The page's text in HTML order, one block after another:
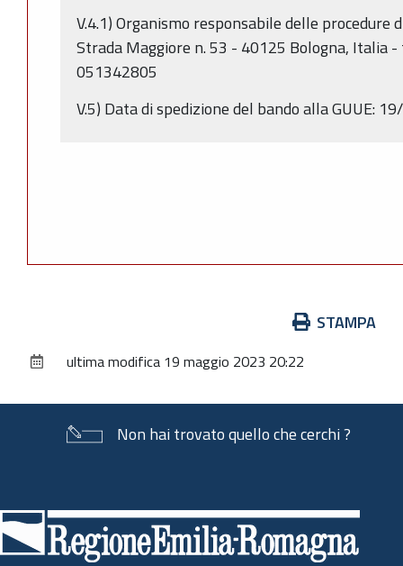
V.4.1) Organismo responsabile delle procedure
Strada Maggiore n. 53 - 40125 Bologna, Italia
051342805
V.5) Data di spedizione del bando alla GUUE:
documento
STAMPA
ultima modifica 19 maggio 2023 20:22
Non hai trovato quello che cerchi ?
di
pagina